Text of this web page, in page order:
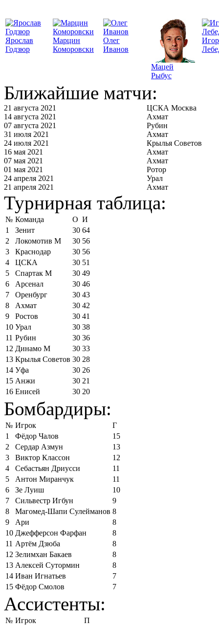
Ярослав
Годзюр
Марцин
Коморовски
Олег
Иванов
Мацей
Рыбус
Ближайшие матчи:
21 августа 2021
ЦСКА Москва
14 августа 2021
Ахмат
07 августа 2021
Рубин
31 июля 2021
Ахмат
24 июля 2021
Крылья Советов
16 мая 2021
Ахмат
07 мая 2021
Ахмат
01 мая 2021
Ротор
24 апреля 2021
Урал
21 апреля 2021
Ахмат
Турнирная таблица:
№ Команда О И
1
Зенит 30 64
2
Локомотив М 30 56
3
Краснодар 30 56
4
ЦСКА 30 51
5
Спартак М 30 49
6
Арсенал 30 46
7
Оренбург 30 43
8
Ахмат 30 42
9
Ростов 30 41
10 Урал 30 38
11 Рубин 30 36
12 Динамо М 30 33
13 Крылья Советов 30 28
14 Уфа 30 26
15 Анжи 30 21
16 Енисей 30 20
Бомбардиры:
№ Игрок
Г
1
Фёдор Чалов
15
2
Сердар Азмун
13
3
Виктор Классон
12
4
Себастьян Дриусси
11
5
Антон Миранчук
11
6
Зе Луиш
10
7
Сильвестр Игбун
9
8
Магомед-Шапи Сулейманов 8
9
Ари
8
10 Джефферсон Фарфан
8
11 Артём Дзюба
8
12 Зелимхан Бакаев
8
13 Алексей Сутормин
8
14 Иван Игнатьев
7
15 Фёдор Смолов 7
Ассистенты:
№ Игрок
П